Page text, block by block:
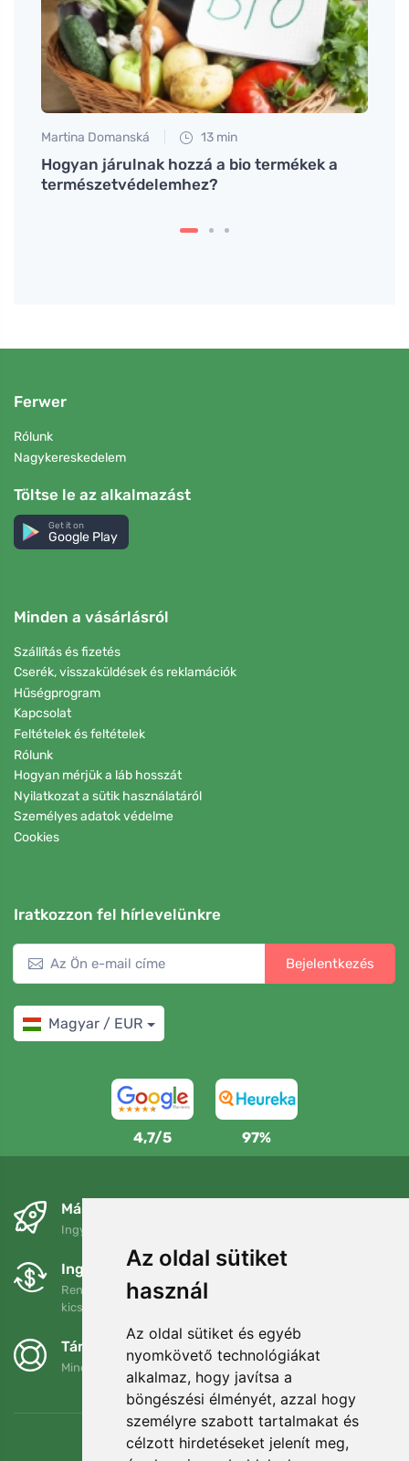
Az oldal sütiket
használ
Az oldal sütiket és egyéb
nyomkövető technológiákat
alkalmaz, hogy javítsa a
böngészési élményét, azzal hogy
személyre szabott tartalmakat és
célzott hirdetéseket jelenít meg,
Martina Domanská 13 min
Hogyan járulnak hozzá a bio termékek a
természetvédelemhez?
Ferwer
Rólunk
Nagykereskedelem
Töltse le az alkalmazást
Get it on
Google Play
Minden a vásárlásról
Szállítás és fizetés
Cserék, visszaküldések és reklamációk
Hűségprogram
Kapcsolat
Feltételek és feltételek
Rólunk
Hogyan mérjük a láb hosszát
Nyilatkozat a sütik használatáról
Személyes adatok védelme
Cookies
Iratkozzon fel hírlevelünkre
Bejelentkezés
Magyar / EUR
4,7/5 97%
Másnapra és ingyenesen
Ingyenes szállítás a következő összeg felett: 80 EUR
Ingyenes csere és visszaküldés
Rendelését 90 napon belül bármikor visszaküldheti vagy
kicserélheti.
Támogatjuk a Trees.org-ot
Minden megrendelésért ültetünk egy fát! Bővebben